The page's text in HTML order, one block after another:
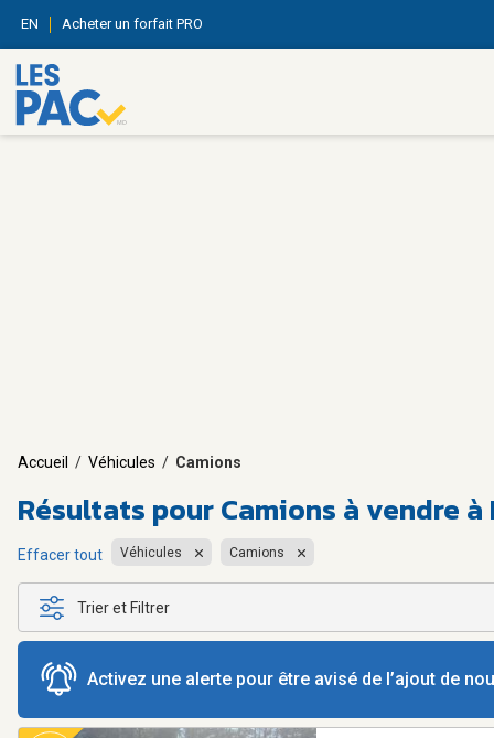
EN Acheter un forfait PRO
Accueil / Véhicules / Camions
Résultats pourCamions à vendre
Effacer tout Véhicules Camions
Trier et Filtrer
Activez une alerte pour être avisé de l’ajout de